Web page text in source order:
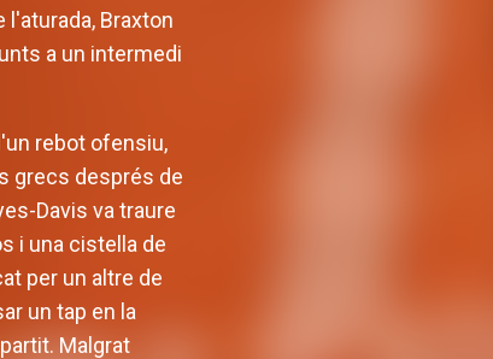
l'aturada, Braxton
a un intermedi
rebot ofensiu,
grecs després de
Davis va traure
i una cistella de
per un altre de
un tap en la
Malgrat